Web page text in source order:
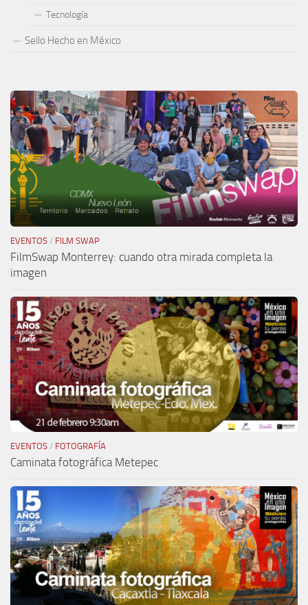
Tecnología
Sello Hecho en México
EVENTOS / FILM SWAP
FilmSwap Monterrey: cuando otra mirada completa la
imagen
EVENTOS / FOTOGRAFÍA
Caminata fotográfica Metepec